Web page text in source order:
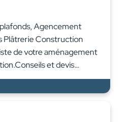
Agencement
Plâtrerie Construction
de votre aménagement
et devis…